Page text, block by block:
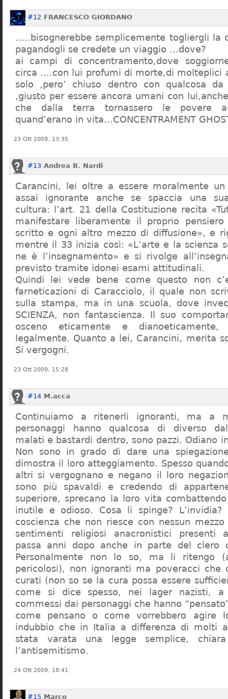
#12 FRANCESCO GIORDANO
…..bisognerebbe semplicemente togliergli la
pagandogli se credete un viaggio …dove?
ai campi di concentramento,dove
circa ….con lui profumi di morte,di molteplici
solo ,pero’ chiuso dentro con qualcosa
,giusto per essere ancora umani con
che dalla terra tornassero le povere
quand’erano in vita…CONCENTRAMENT
23 Ott 2009, 13:35
#13 Andrea B. Nardi
Carancini, lei oltre a essere moralmente
assai ignorante anche se spaccia una
cultura: l’art. 21 della Costituzione recita
manifestare liberamente il proprio
scritto e ogni altro mezzo di diffusione», e
mentre il 33 inizia così: «L’arte e la scienza
ne è l’insegnamento» e si rivolge
previsto tramite idonei esami attitudinali.
Quindi lei vede bene come questo non
farneticazioni di Caracciolo, il quale non
sulla stampa, ma in una scuola, dove
SCIENZA, non fantascienza. Il suo
osceno eticamente e dianoeticamente,
legalmente. Quanto a lei, Carancini, merita
Si vergogni.
23 Ott 2009, 15:28
#14 M.acca
Continuiamo a ritenerli ignoranti, ma a
personaggi hanno qualcosa di diverso
malati e bastardi dentro, sono pazzi. Odiano
Non sono in grado di dare una
dimostra il loro atteggiamento. Spesso
altri si vergognano e negano il loro
sono più spavaldi e credendo di
superiore, sprecano la loro vita
inutile e odioso. Cosa li spinge?
coscienza che non riesce con nessun
sentimenti religiosi anacronistici presenti
passa anni dopo anche in parte del clero
Personalmente non lo so, ma li ritengo
pericolosi), non ignoranti ma poveracci che
curati (non so se la cura possa essere
come si dice spesso, nei lager nazisti,
commessi dai personaggi che hanno
come pensano o come vorrebbero agire
indubbio che in Italia a differenza di molti
stata varata una legge semplice,
l’antisemitismo.
24 Ott 2009, 18:41
#15 Marco